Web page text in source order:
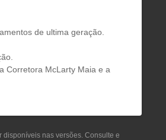
de ultima geração.
Corretora McLarty Maia e a
nas versões. Consulte e